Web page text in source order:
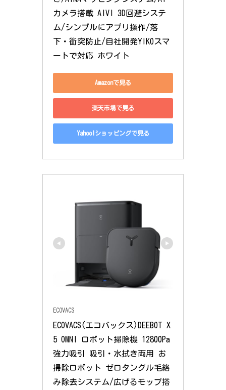
カメラ搭載 AIVI 3D回避システ
ム/シンプルにアプリ操作/落
下・衝突防止/自社開発YIKOスマ
ートで対応 ホワイト
Amazonで見る
楽天市場で見る
Yahoo!ショッピングで見る
ECOVACS
ECOVACS(エコバックス)DEEBOT X
5 OMNI ロボット掃除機 12800Pa
強力吸引 吸引・水拭き両用 お
掃除ロボット ゼロタングル毛絡
み除去システム/広げるモップ搭